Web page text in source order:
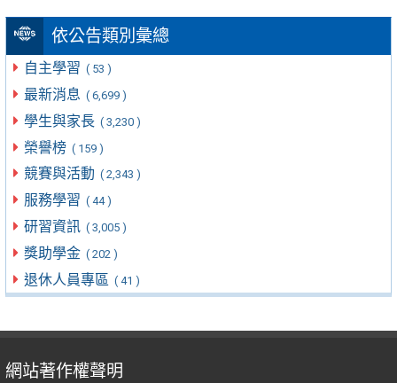
依公告類別彙總
自主學習 ( 53 )
最新消息 ( 6,699 )
學生與家長 ( 3,230 )
榮譽榜 ( 159 )
競賽與活動 ( 2,343 )
服務學習 ( 44 )
研習資訊 ( 3,005 )
獎助學金 ( 202 )
退休人員專區 ( 41 )
網站著作權聲明